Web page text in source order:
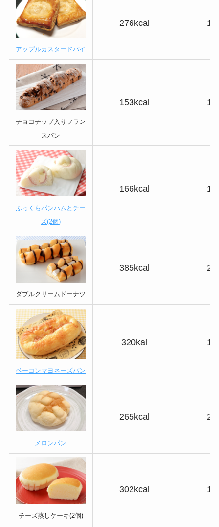
アップルカスタードパイ
276kcal
チョコチップ入りフラン
スパン
153kcal
ふっくらパンハムとチー
ズ(2個)
166kcal
ダブルクリームドーナツ
385kcal
ベーコンマヨネーズパン
320kal
メロンパン
265kcal
チーズ蒸しケーキ(2個)
302kcal